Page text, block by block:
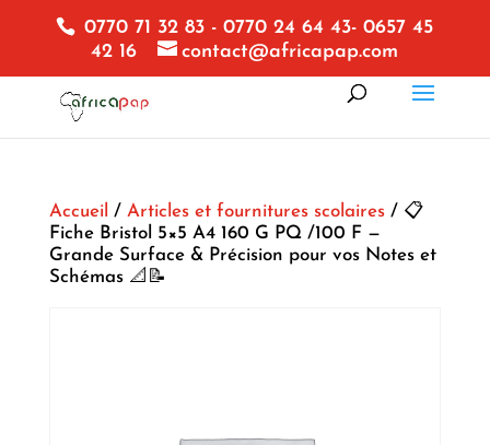
0770 71 32 83 - 0770 24 64 43- 0657 45
42 16
contact@africapap.com
Accueil / Articles et fournitures scolaires/ 📋
Fiche Bristol 5×5 A4 160 G PQ /100 F —
Grande Surface & Précision pour vos Notes et
Schémas 📐📝